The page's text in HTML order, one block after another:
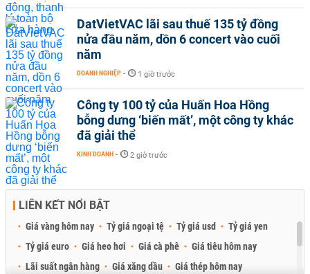
DatVietVAC lãi sau thuế 135 tỷ đồng
nửa đầu năm, dồn 6 concert vào cuối
năm
DOANH NGHIỆP - 1 giờ trước
Công ty 100 tỷ của Huấn Hoa Hồng
bỗng dưng ‘biến mất’, một công ty khác
đã giải thể
KINH DOANH - 2 giờ trước
LIÊN KẾT NỔI BẬT
Giá vàng hôm nay Tỷ giá ngoại tệ Tỷ giá usd
Tỷ giá yen
Tỷ giá euro
Giá heo hơi Giá cà phê
Giá tiêu hôm nay
Lãi suất ngân hàng
Giá xăng dầu Giá thép hôm nay